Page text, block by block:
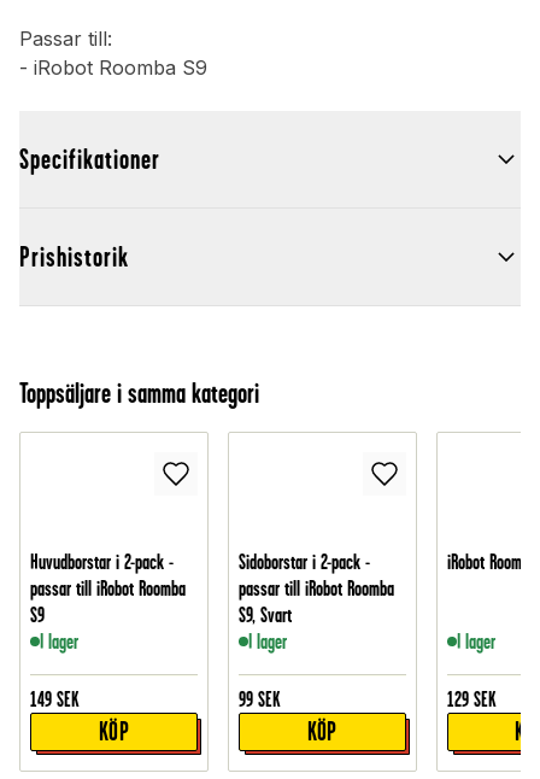
Passar till:
- iRobot Roomba S9
Specifikationer
Prishistorik
Toppsäljare i samma kategori
Huvudborstar i 2-pack -
passar till iRobot Roomba
S9
I lager
149 SEK
KÖP
Sidoborstar i 2-pack -
passar till iRobot Roomba
S9, Svart
I lager
99 SEK
KÖP
iRobot
I lager
129 SEK